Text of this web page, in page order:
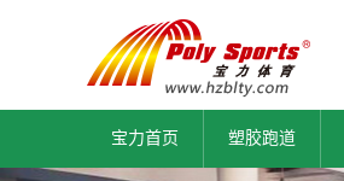
宝力首页 塑胶跑道